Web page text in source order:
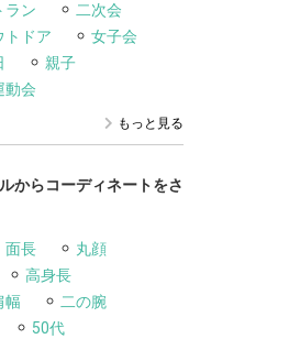
ラン
二次会
トドア
女子会
親子
動会
もっと見る
からコーディネートをさ
面長
丸顔
高身長
幅
二の腕
50代